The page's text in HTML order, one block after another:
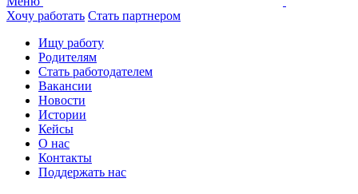
Хочу работать Стать партнером
Ищу работу
Родителям
Стать работодателем
Вакансии
Новости
Истории
Кейсы
О нас
Контакты
Поддержать нас